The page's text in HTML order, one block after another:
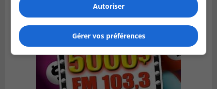
Autoriser
Gérer vos préférences